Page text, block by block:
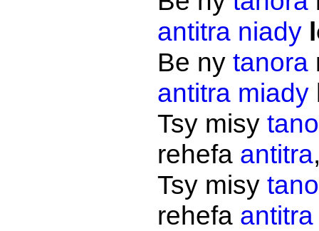
antitra niady
Be ny tanora
antitra miady
Tsy misy
rehefa antitra
Tsy misy
rehefa antitra